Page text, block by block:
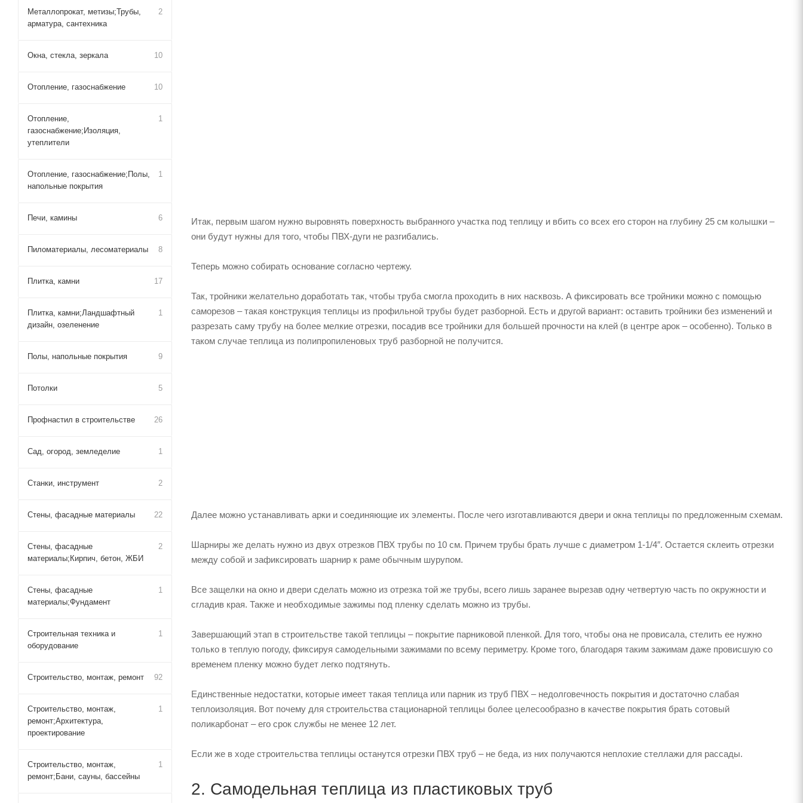
теплоизоляция. Вот почему для строительства стационарной теплицы более целесообразно в качестве покрытия брать сотовый
поликарбонат – его срок службы не менее 12 лет.
Если же в ходе строительства теплицы останутся отрезки ПВХ труб – не беда, из них получаются неплохие стеллажи для рассады.
2. Самодельная теплица из пластиковых труб
В основании такой теплицы из труб будет короб из досок. А для точного вычисления его размеров нужно замерять диагонали основания и
Далее ПВХ трубы режутся на куски и надеваются на арматуру. Концы этих труб следует прикрепить к основанию теплицы шурупами или
специальными крепежными элементами.
По торцам устанавливаются деревянные рамки с предусмотренными в них форточками и дверями для проветривания.
Поверх всей конструкции нужно пропустить еще одну ПВХ трубу и скрепить ее с готовыми дугами пластиковыми стяжками.
Вот и все, каркас теплицы из профильной трубы готов. На него уже можно накидывать пленку, сшив ее между собой и хорошо сварив утюгом.
К основанию же пленка крепится традиционным способом – при помощи брусков.
Металлопрокат, метизы;Трубы,
арматура, сантехника
2
Окна, стекла, зеркала 10
Отопление, газоснабжение 10
Отопление,
газоснабжение;Изоляция,
утеплители
1
Отопление, газоснабжение;Полы,
напольные покрытия
1
Печи, камины 6
Пиломатериалы, лесоматериалы 8
Плитка, камни 17
Плитка, камни;Ландшафтный
дизайн, озеленение
1
Полы, напольные покрытия 9
Потолки 5
Профнастил в строительстве 26
Сад, огород, земледелие 1
Станки, инструмент 2
Стены, фасадные материалы 22
Стены, фасадные
материалы;Кирпич, бетон, ЖБИ
2
Стены, фасадные
материалы;Фундамент
1
Строительная техника и
оборудование
1
Строительство, монтаж, ремонт 92
Строительство, монтаж,
ремонт;Архитектура,
проектирование
1
Строительство, монтаж,
ремонт;Бани, сауны, бассейны
1